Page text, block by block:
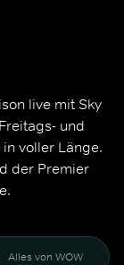
live mit Sky
und
voller Länge.
der Premier
Alles von WOW